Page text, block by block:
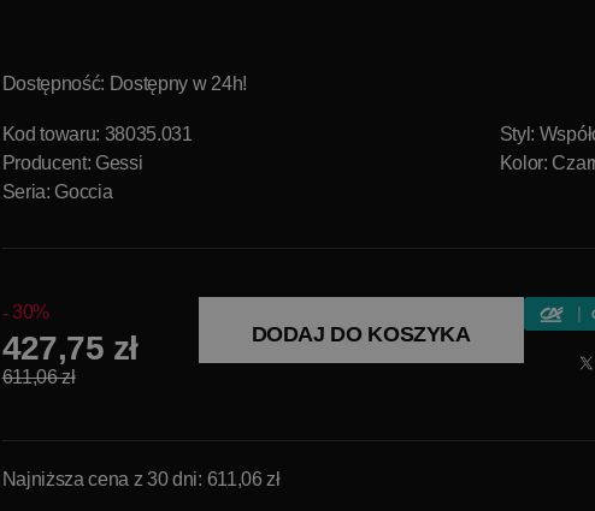
Dostępność: Dostępny w 24h!
Kod towaru: 38035.031
Producent: Gessi
Seria: Goccia
Styl:
Kolor:
30%
427,75 zł
611,06 zł
DODAJ DO KOSZYKA
Najniższa cena z 30 dni: 611,06 zł